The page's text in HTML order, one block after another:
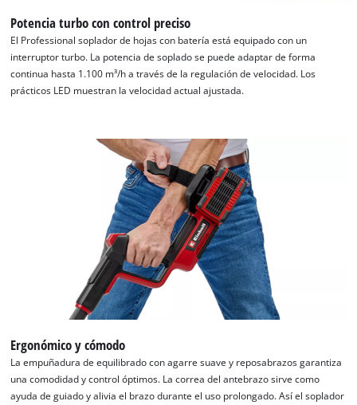
Potencia turbo con control preciso
El Professional soplador de hojas con batería está equipado con un
interruptor turbo. La potencia de soplado se puede adaptar de forma
continua hasta 1.100 m³/h a través de la regulación de velocidad. Los
prácticos LED muestran la velocidad actual ajustada.
Ergonómico y cómodo
La empuñadura de equilibrado con agarre suave y reposabrazos garantiza
una comodidad y control óptimos. La correa del antebrazo sirve como
ayuda de guiado y alivia el brazo durante el uso prolongado. Así el soplador